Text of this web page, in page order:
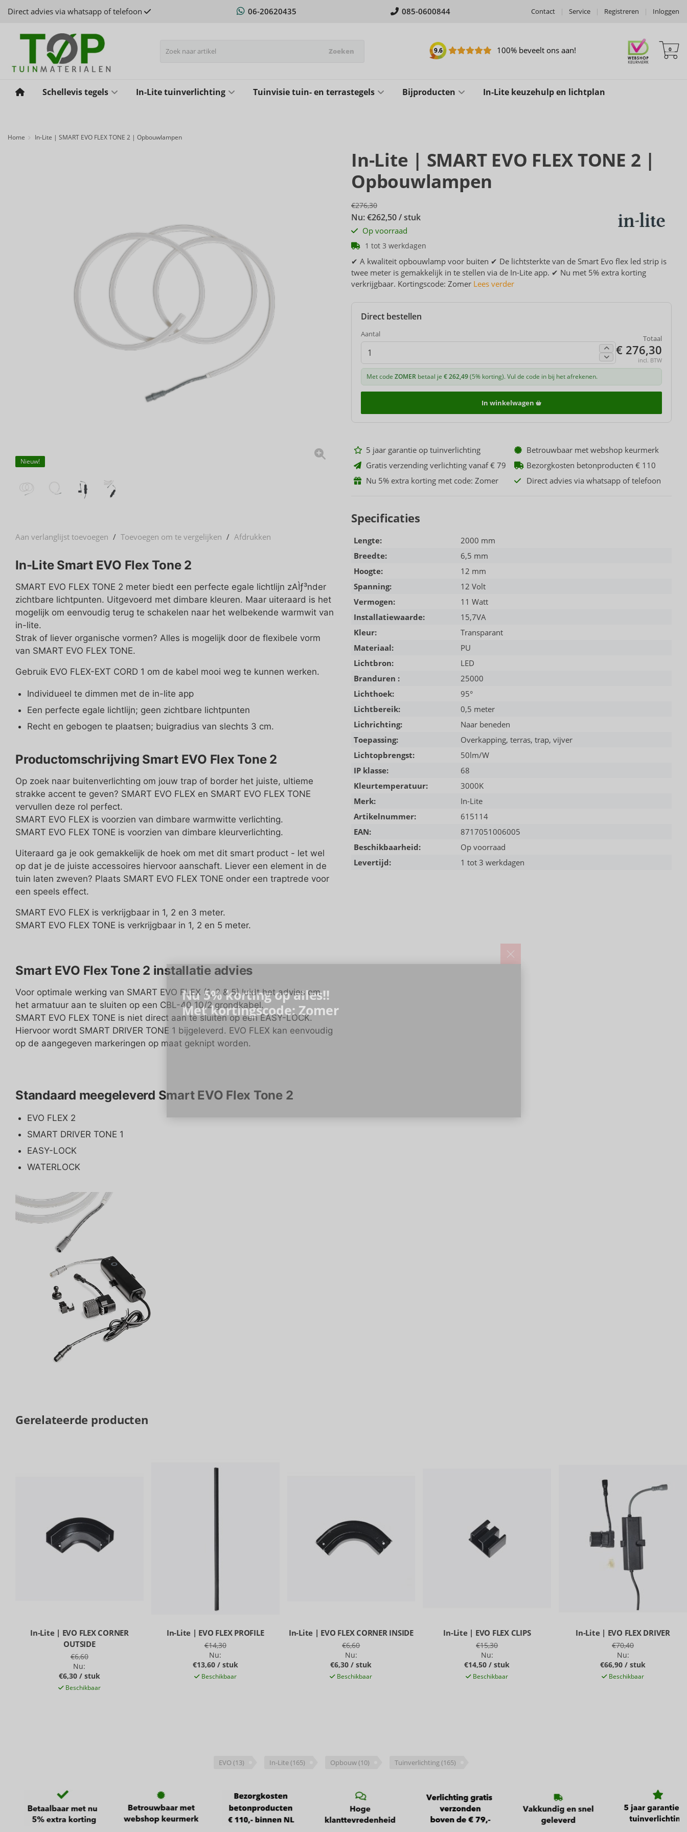
Nu 5% korting op alles!!
Met kortingscode: Zomer
Direct advies via whatsapp of telefoon 06-20620435 085-0600844 Inloggen
|
Registreren
|
Service
|
Contact
Zoeken 9.6 100% beveelt ons aan! 0
Schellevis tegels In-Lite tuinverlichting Tuinvisie tuin- en terrastegels Bijproducten In-Lite keuzehulp en lichtplan
Home In-Lite | SMART EVO FLEX TONE 2 | Opbouwlampen
Nieuw!
Aan verlanglijst toevoegen / Toevoegen om te vergelijken / Afdrukken
In-Lite Smart EVO Flex Tone 2
SMART EVO FLEX TONE 2 meter biedt een perfecte egale lichtlijn zAÌƒ³nder
zichtbare lichtpunten. Uitgevoerd met dimbare kleuren. Maar uiteraard is het
mogelijk om eenvoudig terug te schakelen naar het welbekende warmwit van
in-lite.
Strak of liever organische vormen? Alles is mogelijk door de flexibele vorm
van SMART EVO FLEX TONE.
Gebruik EVO FLEX-EXT CORD 1 om de kabel mooi weg te kunnen werken.
Individueel te dimmen met de in-lite app
Een perfecte egale lichtlijn; geen zichtbare lichtpunten
Recht en gebogen te plaatsen; buigradius van slechts 3 cm.
Productomschrijving Smart EVO Flex Tone 2
Op zoek naar buitenverlichting om jouw trap of border het juiste, ultieme
strakke accent te geven? SMART EVO FLEX en SMART EVO FLEX TONE
vervullen deze rol perfect.
SMART EVO FLEX is voorzien van dimbare warmwitte verlichting.
SMART EVO FLEX TONE is voorzien van dimbare kleurverlichting.
Uiteraard ga je ook gemakkelijk de hoek om met dit smart product - let wel
op dat je de juiste accessoires hiervoor aanschaft. Liever een element in de
tuin laten zweven? Plaats SMART EVO FLEX TONE onder een traptrede voor
een speels effect.
SMART EVO FLEX is verkrijgbaar in 1, 2 en 3 meter.
SMART EVO FLEX TONE is verkrijgbaar in 1, 2 en 5 meter.
Smart EVO Flex Tone 2 installatie advies
Voor optimale werking van SMART EVO FLEX (1, 2 & 5) luidt het advies om
het armatuur aan te sluiten op een CBL-40 10/2 grondkabel.
SMART EVO FLEX TONE is niet direct aan te sluiten op een EASY-LOCK.
Hiervoor wordt SMART DRIVER TONE 1 bijgeleverd. EVO FLEX kan eenvoudig
op de aangegeven markeringen op maat geknipt worden.
Standaard meegeleverd Smart EVO Flex Tone 2
EVO FLEX 2
SMART DRIVER TONE 1
EASY-LOCK
WATERLOCK
In-Lite | SMART EVO FLEX TONE 2 |
Opbouwlampen
€276,30
Nu: €262,50 / stuk
Op voorraad
1 tot 3 werkdagen
✔ A kwaliteit opbouwlamp voor buiten ✔ De lichtsterkte van de Smart Evo flex led strip is
twee meter is gemakkelijk in te stellen via de In-Lite app. ✔ Nu met 5% extra korting
verkrijgbaar. Kortingscode: Zomer Lees verder
Direct bestellen
Aantal Totaal
€ 276,30
incl. BTW
Met code ZOMER betaal je € 262,49(5% korting). Vul de code in bij het afrekenen.
In winkelwagen
5 jaar garantie op tuinverlichting
Betrouwbaar met webshop keurmerk
Gratis verzending verlichting vanaf € 79
Bezorgkosten betonproducten € 110
Nu 5% extra korting met code: Zomer
Direct advies via whatsapp of telefoon
Specificaties
Lengte:
2000 mm
Breedte:
6,5 mm
Hoogte:
12 mm
Spanning:
12 Volt
Vermogen:
11 Watt
Installatiewaarde:
15,7VA
Kleur:
Transparant
Materiaal:
PU
Lichtbron:
LED
Branduren :
25000
Lichthoek:
95°
Lichtbereik:
0,5 meter
Lichrichting:
Naar beneden
Toepassing:
Overkapping, terras, trap, vijver
Lichtopbrengst:
50lm/W
IP klasse:
68
Kleurtemperatuur:
3000K
Merk:
In-Lite
Artikelnummer:
615114
EAN:
8717051006005
Beschikbaarheid:
Op voorraad
Levertijd:
1 tot 3 werkdagen
Gerelateerde producten
In-Lite | EVO FLEX CORNER
OUTSIDE
€6,60
Nu:
€6,30 / stuk
Beschikbaar
In-Lite | EVO FLEX PROFILE
€14,30
Nu:
€13,60 / stuk
Beschikbaar
In-Lite | EVO FLEX CORNER INSIDE
€6,60
Nu:
€6,30 / stuk
Beschikbaar
In-Lite | EVO FLEX CLIPS
€15,30
Nu:
€14,50 / stuk
Beschikbaar
In-Lite | EVO FLEX DRIVER
€70,40
Nu:
€66,90 / stuk
Beschikbaar
EVO (13) In-Lite(165) Opbouw(10) Tuinverlichting(165)